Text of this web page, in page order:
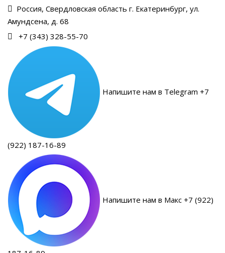
Россия, Свердловская область г. Екатеринбург, ул.
Амундсена, д. 68
+7 (343) 328-55-70
Напишите нам в Telegram +7
(922) 187-16-89
Напишите нам в Макс +7 (922)